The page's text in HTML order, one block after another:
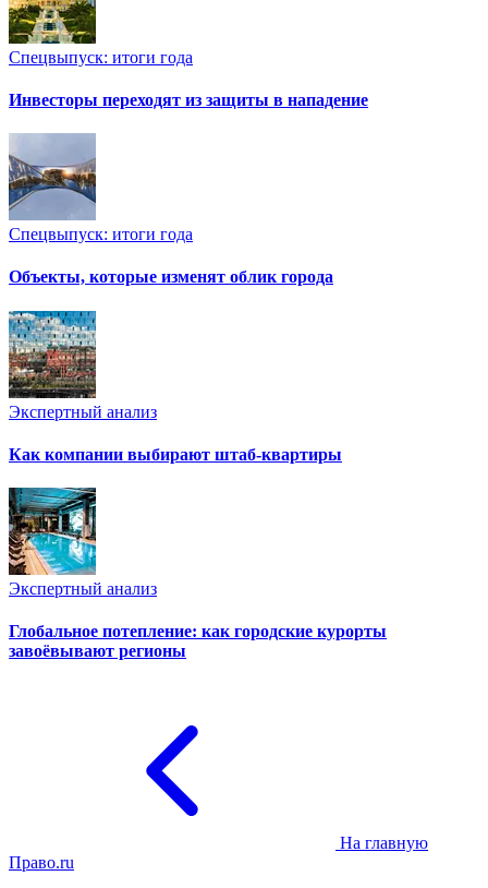
Спецвыпуск: итоги года
Инвесторы переходят из защиты в нападение
Спецвыпуск: итоги года
Объекты, которые изменят облик города
Экспертный анализ
Как компании выбирают штаб-квартиры
Экспертный анализ
Глобальное потепление: как городские курорты
завоёвывают регионы
На главную
Право.ru